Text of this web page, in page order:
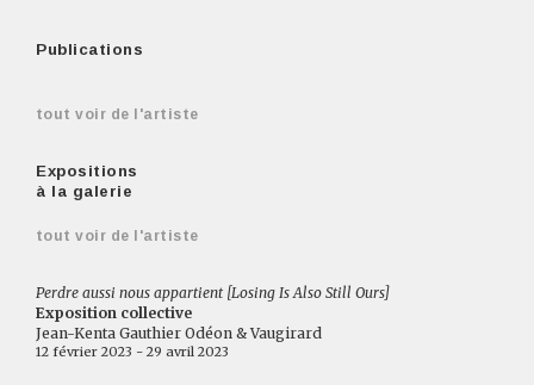
Publications
tout voir de l'artiste
Expositions
à la galerie
tout voir de l'artiste
Perdre aussi nous appartient [Losing Is Also Still Ours]
Exposition collective
Jean-Kenta Gauthier Odéon & Vaugirard
12 février 2023 - 29 avril 2023